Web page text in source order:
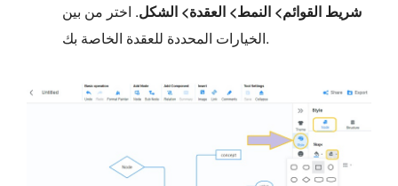
شريط القوائم> النمط> العقدة> الشكل. اختر من بين
الخيارات المحددة للعقدة الخاصة بك.